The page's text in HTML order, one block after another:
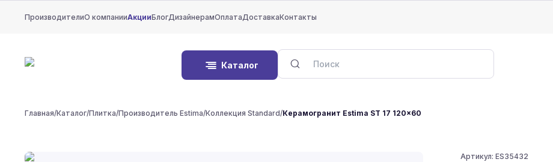
ПроизводителиО компанииАкцииБлогДизайнерамОплатаДоставкаКонтакты
Каталог
Главная/Каталог/Плитка/Производитель Estima/Коллекция Standard/Керамогранит Estima ST 17 120x60
Артикул:ES35432